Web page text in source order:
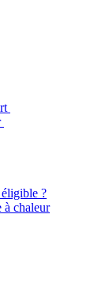
?
à chaleur